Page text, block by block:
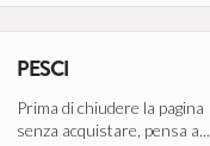
PESCI
Prima di chiudere la pagina
senza acquistare, pensa a...